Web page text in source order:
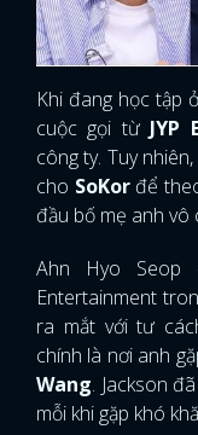
Khi đang học tập
cuộc gọi từ JYP
công ty. Tuy
cho SoKorđể
đầu bố mẹ anh vô
Ahn Hyo Seop
Entertainment
ra mắt với tư
chính là nơi anh
Wang. Jackson
mỗi khi gặp khó